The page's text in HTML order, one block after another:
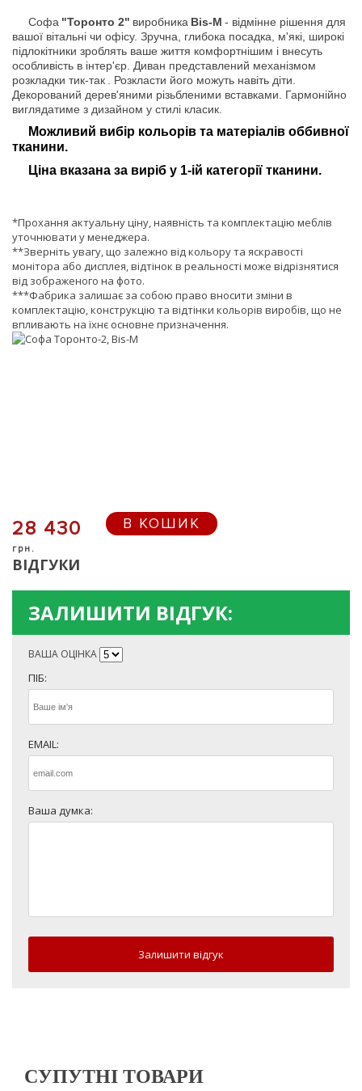
Софа "Торонто 2" виробника Bis-M - відмінне рішення для
вашої вітальні чи офісу. Зручна, глибока посадка, м'які, широкі
підлокітники зроблять ваше життя комфортнішим і внесуть
особливість в інтер'єр. Диван представлений механізмом
розкладки тик-так
. Розкласти його можуть навіть діти.
Декорований дерев'яними різьбленими вставками. Гармонійно
виглядатиме з дизайном у стилі класик.
Можливий вибір кольорів та матеріалів оббивної
тканини.
Ціна вказана за виріб у 1-ій категорії тканини.
*Прохання актуальну ціну, наявність та комплектацію меблів
уточнювати у менеджера.
**Зверніть увагу, що залежно від кольору та яскравості
монітора або дисплея, відтінок в реальності може відрізнятися
від зображеного на фото.
***Фабрика залишає за собою право вносити зміни в
комплектацію, конструкцію та відтінки кольорів виробів, що не
впливають на їхнє основне призначення.
28 430
грн.
В КОШИК
ВІДГУКИ
ЗАЛИШИТИ ВІДГУК:
ВАША ОЦІНКА
ПІБ:
EMAIL:
Ваша думка:
Залишити відгук
СУПУТНІ ТОВАРИ